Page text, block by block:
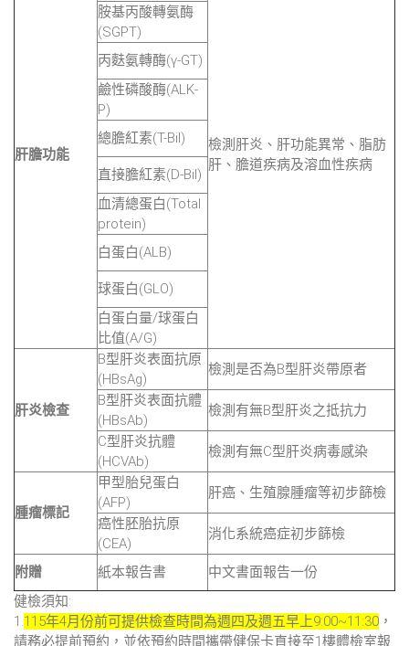
肝膽功能
檢測肝炎、肝功能異常、脂肪
肝、膽道疾病及溶血性疾病
胺基丙酸轉氨酶
(SGPT)
丙麩氨轉酶(γ-GT)
鹼性磷酸酶(ALK-
P)
總膽紅素(T-Bil)
直接膽紅素(D-Bil)
血清總蛋白(Total
protein)
白蛋白(ALB)
球蛋白(GLO)
白蛋白量/球蛋白
比值(A/G)
肝炎檢查
B型肝炎表面抗原
(HBsAg)
檢測是否為B型肝炎帶原者
B型肝炎表面抗體
(HBsAb)
檢測有無B型肝炎之抵抗力
C型肝炎抗體
(HCVAb)
檢測有無C型肝炎病毒感染
腫瘤標記
甲型胎兒蛋白
(AFP)
肝癌、生殖腺腫瘤等初步篩檢
癌性胚胎抗原
(CEA)
消化系統癌症初步篩檢
附贈 紙本報告書
中文書面報告一份
健檢須知:
1.115年4月份前可提供檢查時間為週四及週五早上9:00~11:30 ，
請務必提前預約，並依預約時間攜帶健保卡直接至1樓體檢室報